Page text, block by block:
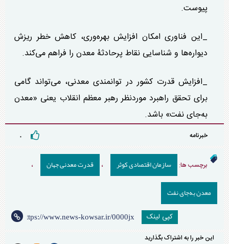
پیوست.
_این فناوری امکان افزایش بهره‌وری، کاهش خطر ریزش
دیواره‌ها و شناسایی نقاط پرحادثۀ معدن را فراهم می‌کند.
_افزایش قدرت کشور در توانمندی معدنی، می‌تواند گامی
برای تحقق راهبرد موردنظر رهبر معظم انقلاب یعنی «معدن
به‌جای نفت» باشد.
خبرنامه ۰
برچسب ها: سازمان اقتصادی کوثر ، قدرت معدنی جهان ،
معدن به‌جای نفت
کپی لینک
این خبر را به اشتراک بگذارید